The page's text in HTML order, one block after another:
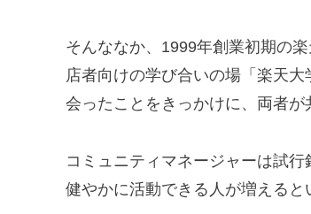
そんななか、1999年創業初期の
店者向けの学び合いの場「楽天
会ったことをきっかけに、両者が
コミュニティマネージャーは試
健やかに活動できる人が増えると